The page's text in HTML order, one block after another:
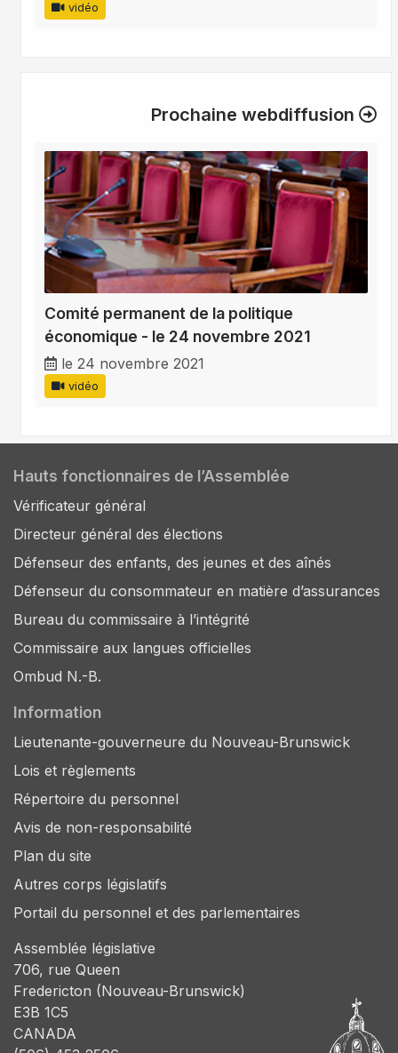
vidéo
Prochaine webdiffusion
Comité permanent de la politique
économique - le 24 novembre 2021
le 24 novembre 2021
vidéo
Hauts fonctionnaires de l’Assemblée
Vérificateur général
Directeur général des élections
Défenseur des enfants, des jeunes et des aînés
Défenseur du consommateur en matière d’assurances
Bureau du commissaire à l’intégrité
Commissaire aux langues officielles
Ombud N.-B.
Information
Lieutenante-gouverneure du Nouveau-Brunswick
Lois et règlements
Répertoire du personnel
Avis de non-responsabilité
Plan du site
Autres corps législatifs
Portail du personnel et des parlementaires
Assemblée législative
706, rue Queen
Fredericton (Nouveau-Brunswick)
E3B 1C5
CANADA